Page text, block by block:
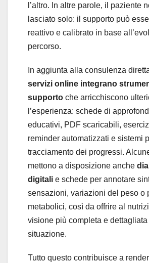
l’altro. In altre parole, il paziente
lasciato solo: il supporto può
reattivo e calibrato in base
percorso.
In aggiunta alla consulenza
servizi online integrano
supporto che arricchiscono
l’esperienza: schede di
educativi, PDF scaricabili,
reminder automatizzati e sistemi
tracciamento dei progressi.
mettono a disposizione anche
digitali e schede per annotare
sensazioni, variazioni del peso o
metabolici, così da offrire al
visione più completa e
situazione.
Tutto questo contribuisce a